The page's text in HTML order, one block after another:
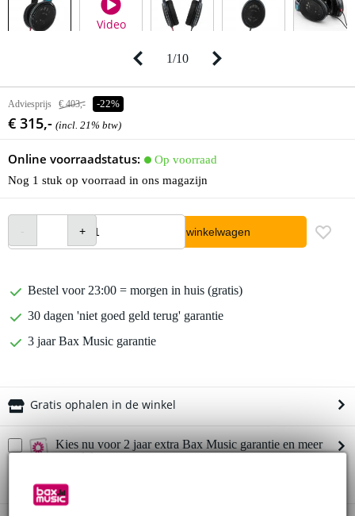
Video
1/10
Adviesprijs € 403,- -22%
€ 315,- (incl. 21% btw)
Online voorraadstatus:
Op voorraad
Nog 1 stuk op voorraad in ons magazijn
In winkelwagen
Bestel voor 23:00 = morgen in huis (gratis)
30 dagen 'niet goed geld terug' garantie
3 jaar Bax Music garantie
Gratis ophalen in de winkel
Kies nu voor 2 jaar extra Bax Music garantie en meer
voordelen